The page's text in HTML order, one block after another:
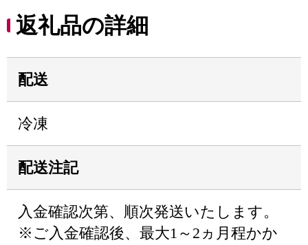
返礼品の詳細
配送
冷凍
配送注記
入金確認次第、順次発送いたします。
※ご入金確認後、最大1～2ヵ月程かか